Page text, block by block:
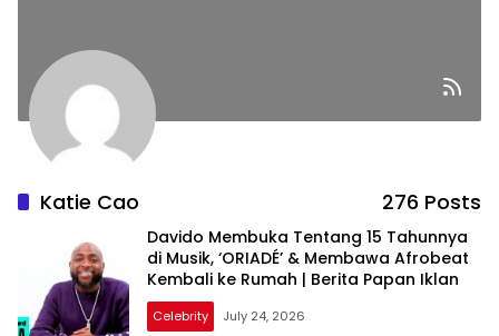
Katie Cao 276 Posts
Davido Membuka Tentang 15 Tahunnya
di Musik, ‘ORIADÉ’ & Membawa Afrobeat
Kembali ke Rumah | Berita Papan Iklan
Celebrity July 24, 2026